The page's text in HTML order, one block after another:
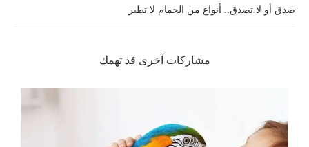
صدق أو لا تصدق.. أنواع من الحمام لا تطير
مشاركات آخرى قد تهمك